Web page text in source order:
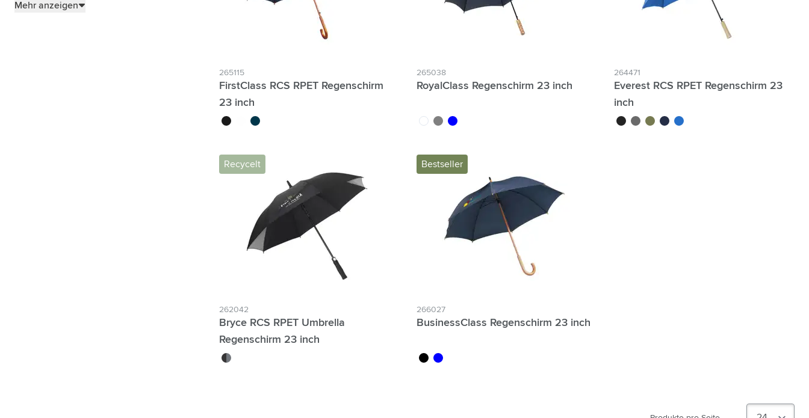
Mehr anzeigen
265115
FirstClass RCS RPET Regenschirm
23 inch
noir blancbleu
265038
RoyalClass Regenschirm 23 inch
blancgris bleu
264471
Everest RCS RPET Regenschirm 23
inch
noir gris vert olivebleu foncé
bleu roi
Recycelt
262042
Bryce RCS RPET Umbrella
Regenschirm 23 inch
noir
Bestseller
266027
BusinessClass Regenschirm 23 inch
noir bleu